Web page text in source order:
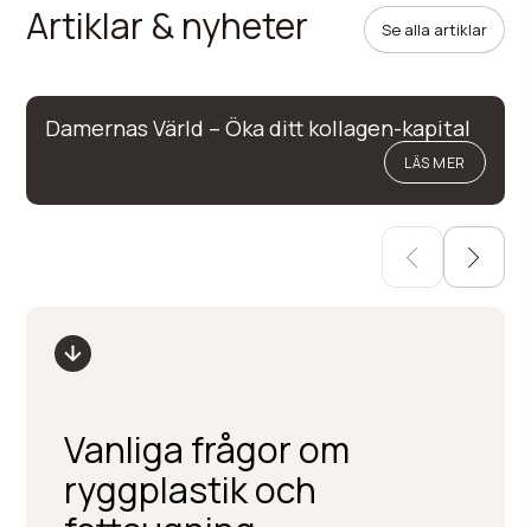
Artiklar & nyheter Se alla artiklar
Damernas Värld – Öka ditt kollagen-kapital
LÄS MER
Vanliga frågor om
ryggplastik och